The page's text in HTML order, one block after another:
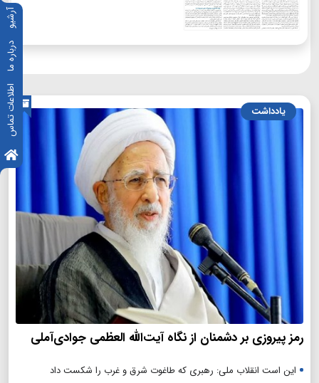
آرشیو
درباره ما
اطلاعات تماس یادداشت
رمز پیروزی بر دشمنان از نگاه آیت‌الله العظمی جوادی‌آملی
این است انقلاب ملی: رهبری که طاغوت شرق و غرب را شکست داد